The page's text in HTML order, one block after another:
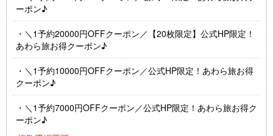
ーポン♪
＼1予約20000円OFFクーポン／【20枚限定】公式HP限定！
あわら旅お得クーポン♪
＼1予約10000円OFFクーポン／公式HP限定！あわら旅お得
クーポン♪
＼1予約7000円OFFクーポン／公式HP限定！あわら旅お得ク
ーポン♪